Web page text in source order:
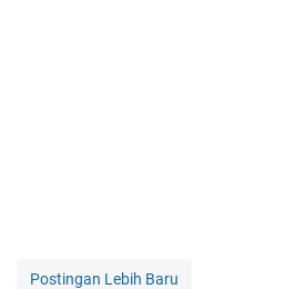
Postingan Lebih Baru